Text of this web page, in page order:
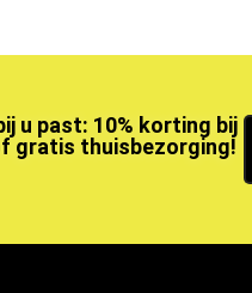
u past: 10% korting bij
gratis thuisbezorging!